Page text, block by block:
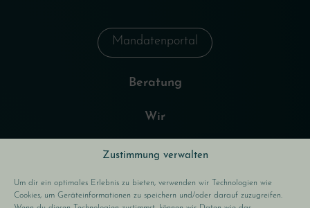
Zustimmung verwalten
Um dir ein optimales Erlebnis zu bieten, verwenden wir Technologien wie
Cookies, um Geräteinformationen zu speichern und/oder darauf zuzugreifen.
Mandatenportal
Beratung
Wir
Karriere